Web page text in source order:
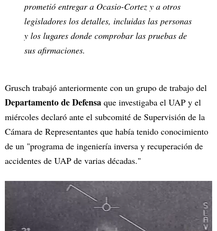
prometió entregar a Ocasio-Cortez y a otros
legisladores los detalles, incluidas las personas
y los lugares donde comprobar las pruebas de
sus afirmaciones.
Grusch trabajó anteriormente con un grupo de trabajo del
Departamento de Defensa que investigaba el UAP y el
miércoles declaró ante el subcomité de Supervisión de la
Cámara de Representantes que había tenido conocimiento
de un "programa de ingeniería inversa y recuperación de
accidentes de UAP de varias décadas."